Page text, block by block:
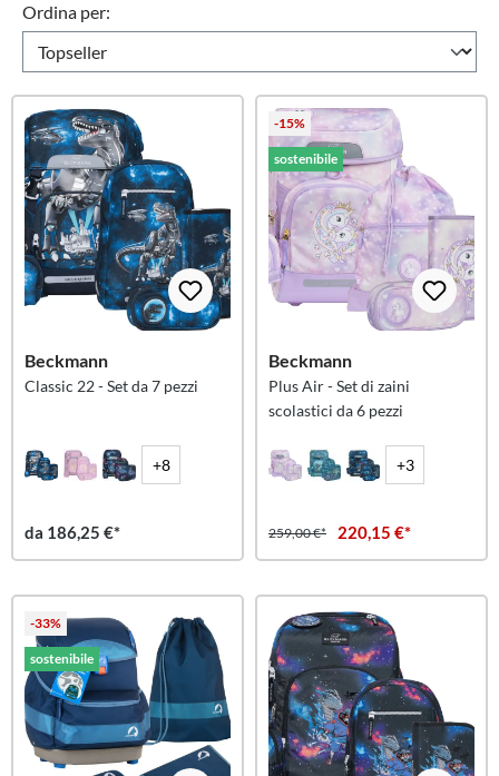
Ordina per:
Beckmann
Classic 22 - Set da 7 pezzi
+8
da 186,25 €*
-15%
sostenibile
Beckmann
Plus Air - Set di zaini
scolastici da 6 pezzi
+3
259,00 €* 220,15 €*
-33%
sostenibile